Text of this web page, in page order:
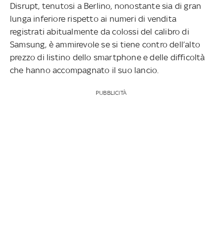
Disrupt, tenutosi a Berlino, nonostante sia di gran
lunga inferiore rispetto ai numeri di vendita
registrati abitualmente da colossi del calibro di
Samsung, è ammirevole se si tiene contro dell’alto
prezzo di listino dello smartphone e delle difficoltà
che hanno accompagnato il suo lancio.
PUBBLICITÀ